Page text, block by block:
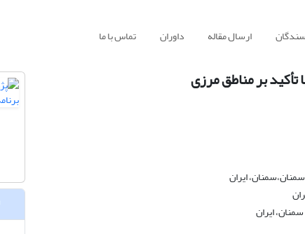
ارسال مقاله داوران تماس با ما
بر مناطق مرزی
ایران
ایران